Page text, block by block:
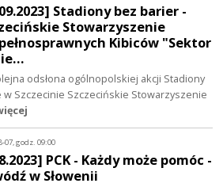
Stadiony bez barier -
Stowarzyszenie
Kibiców "Sektor
odsłona ogólnopolskiej akcji Stadiony
Szczecinie Szczecińskie Stowarzyszenie
07, godz. 09:00
PCK - Każdy może pomóc -
w Słowenii